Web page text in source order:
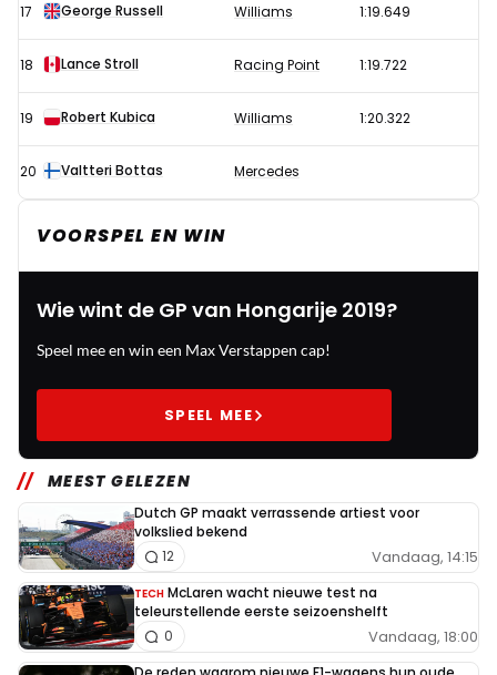
17 George Russell Williams 1:19.649
18 Lance Stroll Racing Point 1:19.722
19 Robert Kubica Williams 1:20.322
20 Valtteri Bottas Mercedes
VOORSPEL EN WIN
Wie wint de GP van Hongarije 2019?
Speel mee en win een Max Verstappen cap!
SPEEL MEE
MEEST GELEZEN
Dutch GP maakt verrassende artiest voor
volkslied bekend
Vandaag, 14:15
12
TECH McLaren wacht nieuwe test na
teleurstellende eerste seizoenshelft
Vandaag, 18:00
0